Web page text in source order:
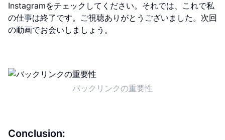
Instagramをチェックしてください。それでは、これで私
の仕事は終了です。ご視聴ありがとうございました。次回
の動画でお会いしましょう。
バックリンクの重要性
Conclusion: